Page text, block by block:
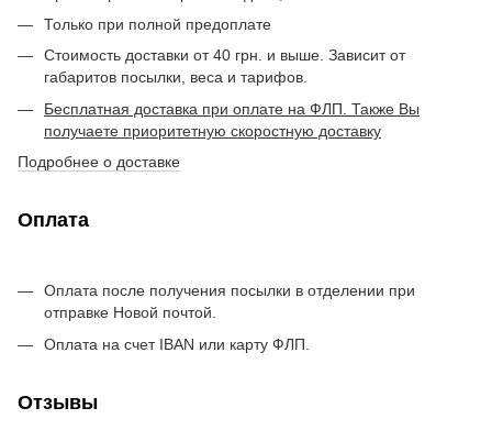
Только при полной предоплате
Стоимость доставки от 40 грн. и выше. Зависит от
габаритов посылки, веса и тарифов.
Бесплатная доставка при оплате на ФЛП. Также Вы
получаете приоритетную скоростную доставку
Подробнее о доставке
Оплата
Оплата после получения посылки в отделении при
отправке Новой почтой.
Оплата на счет IBAN или карту ФЛП.
Отзывы